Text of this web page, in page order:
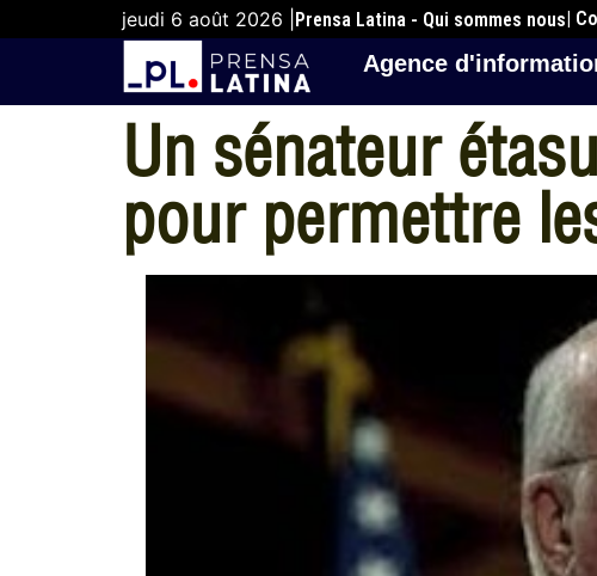
jeudi 6 août 2026 | Prensa Latina - Qui sommes nous|
Agence
Un sénateur
pour permettre